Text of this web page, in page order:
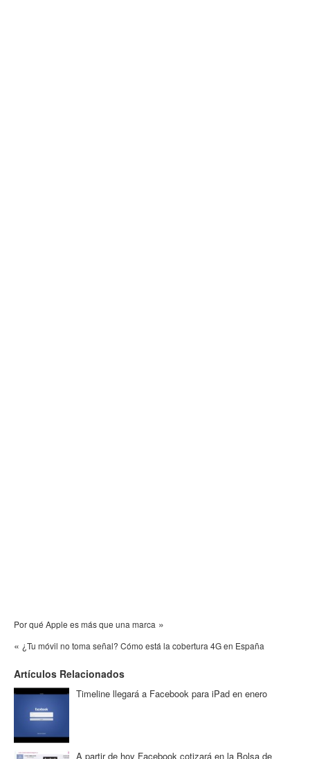
Por qué Apple es más que una marca »
« ¿Tu móvil no toma señal? Cómo está la cobertura 4G en España
Artículos Relacionados
Timeline llegará a Facebook para iPad en enero
A partir de hoy Facebook cotizará en la Bolsa de